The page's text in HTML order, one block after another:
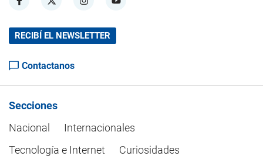
RECIBÍ EL NEWSLETTER
Contactanos
Secciones
Nacional
Internacionales
Tecnología e Internet
Curiosidades